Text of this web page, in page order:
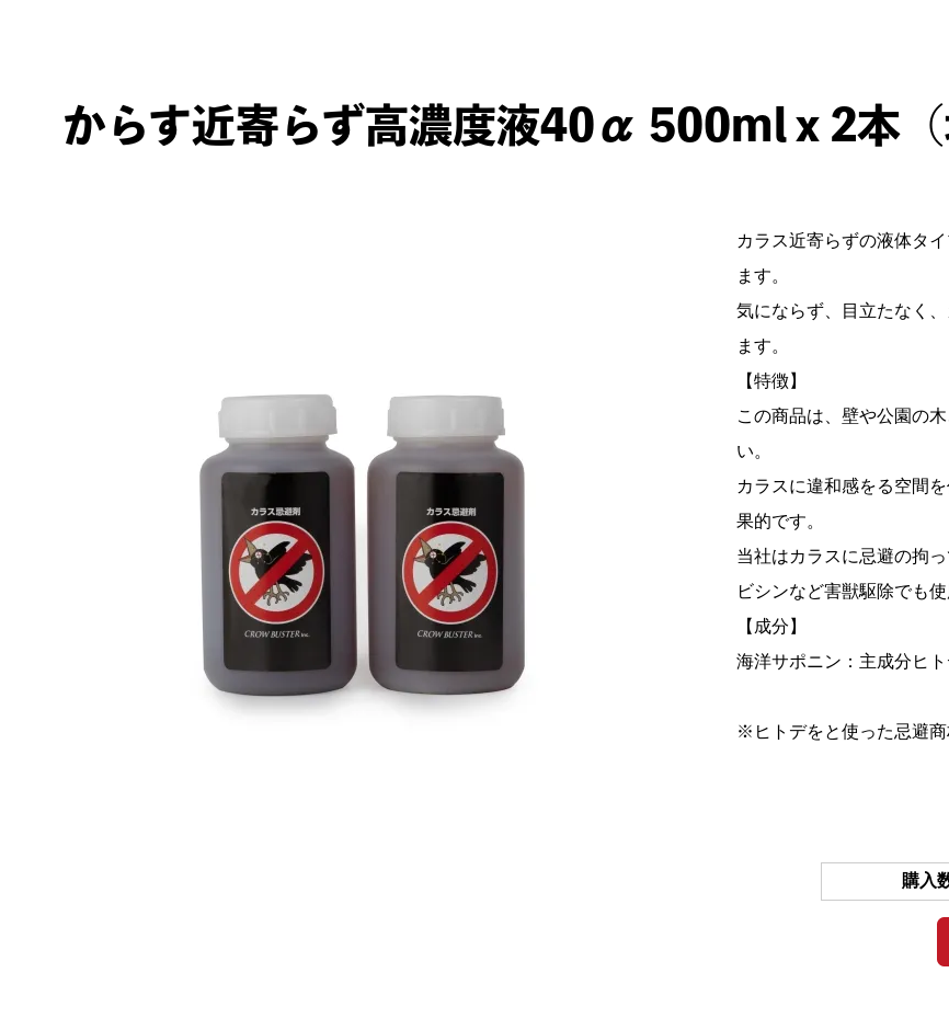
からす近寄らず高濃度液40α 500mlｘ2本（
カラス近寄らずの液体タ
ます。
気にならず、目立たなく
ます。
【特徴】
この商品は、壁や公園の
い。
カラスに違和感をる空間
果的です。
当社はカラスに忌避の拘
ビシンなど害獣駆除でも使
【成分】
海洋サポニン：主成分ヒ
※ヒトデをと使った忌避商
購入